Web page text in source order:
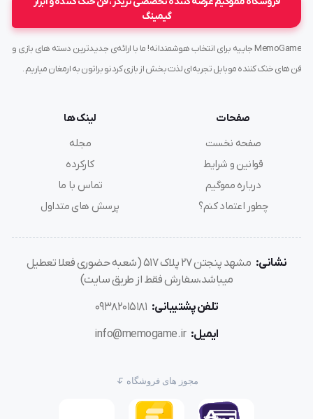
گیمینگ
MemoGame جاییه برای انتخاب هوشمندانه! ما با ارائه‌ی جدیدترین دسته های بازی و
فن های خنک کننده موبایل تجربه‌ای لذت بخش از بازی کردنو براتون به ارمغان میاریم .
صفحات
صفحه نخست
قوانین و شرایط
درباره مموگیم
چطور اعتماد کنم؟
لینک ها
مجله
کارکرده
تماس با ما
پرسش های متداول
نشانی:
مشهد پنجتن ۲۷ پلاک ۵۱۷ (شعبه حضوری فعلا تعطیل
میباشد،سفارش فقط از طریق سایت)
تلفن پشتیبانی: ۰۹۳۸۲۰۱۵۱۸۱
ایمیل: info@memogame.ir
مجوز های فروشگاه